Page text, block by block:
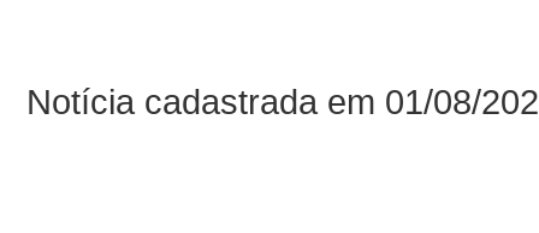
Notícia cadastrada em 01/08/